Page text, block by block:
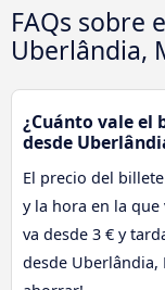
FAQs sobre
Uberlândia,
¿Cuánto vale el
desde
El precio del
y la hora en la que
va desde 3 € y
desde Uberlândia,